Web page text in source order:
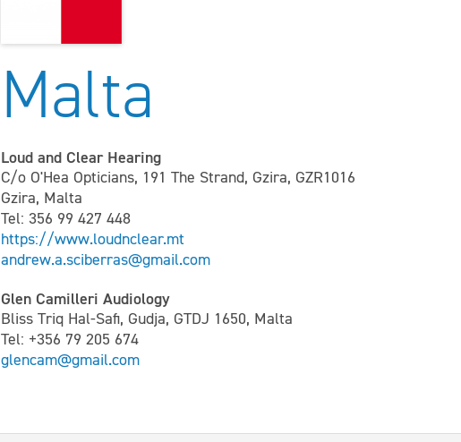
Malta
Loud and Clear Hearing
C/o O'Hea Opticians, 191 The Strand, Gzira, GZR1016
Gzira, Malta
Tel: 356 99 427 448
https://www.loudnclear.mt
andrew.a.sciberras@gmail.com
Glen Camilleri Audiology
Bliss Triq Hal-Safi, Gudja, GTDJ 1650, Malta
Tel: +356 79 205 674
glencam@gmail.com